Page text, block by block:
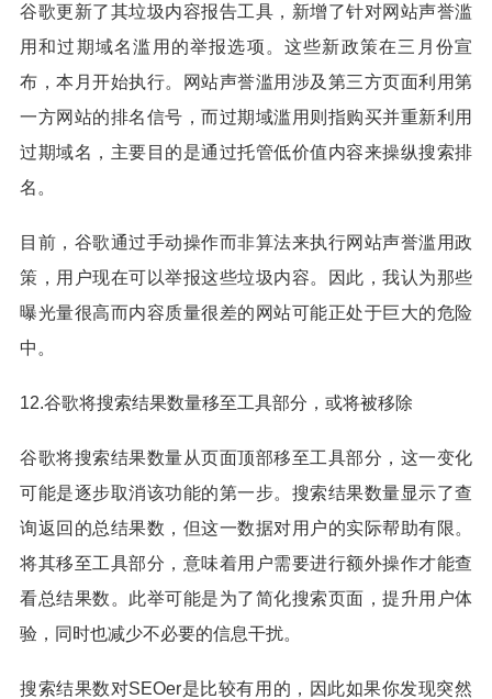
谷歌更新了其垃圾内容报告工具，新增了针对网站声誉滥
用和过期域名滥用的举报选项。这些新政策在三月份宣
布，本月开始执行。网站声誉滥用涉及第三方页面利用第
一方网站的排名信号，而过期域滥用则指购买并重新利用
过期域名，主要目的是通过托管低价值内容来操纵搜索排
名。
目前，谷歌通过手动操作而非算法来执行网站声誉滥用政
策，用户现在可以举报这些垃圾内容。因此，我认为那些
曝光量很高而内容质量很差的网站可能正处于巨大的危险
中。
12.谷歌将搜索结果数量移至工具部分，或将被移除
谷歌将搜索结果数量从页面顶部移至工具部分，这一变化
可能是逐步取消该功能的第一步。搜索结果数量显示了查
询返回的总结果数，但这一数据对用户的实际帮助有限。
将其移至工具部分，意味着用户需要进行额外操作才能查
看总结果数。此举可能是为了简化搜索页面，提升用户体
验，同时也减少不必要的信息干扰。
搜索结果数对SEOer是比较有用的，因此如果你发现突然